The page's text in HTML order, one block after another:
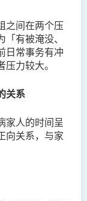
之间在两个压
有被淹没、
日常事务有冲
力较大。
关系
家人的时间呈
向关系，与家